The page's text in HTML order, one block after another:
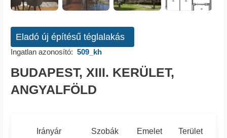
Eladó új építésű téglalakás
Ingatlan azonosító: 509_kh
BUDAPEST, XIII. KERÜLET,
ANGYALFÖLD
Irányár Szobák Emelet Terület